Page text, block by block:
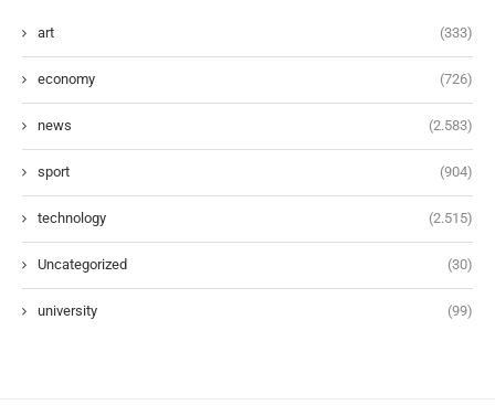
art (333)
economy (726)
news (2.583)
sport (904)
technology (2.515)
Uncategorized (30)
university (99)